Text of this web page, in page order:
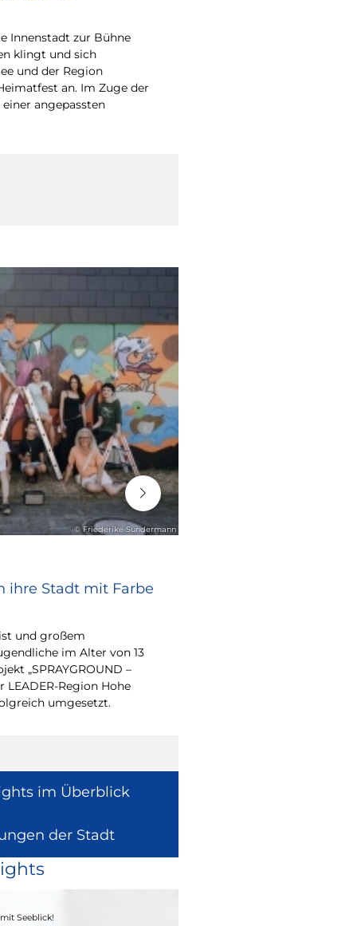
Innenstadt zur Bühne
klingt und sich
und der Region
an. Im Zuge der
angepassten
© Friederike Sundermann
ihre Stadt mit Farbe
und großem
im Alter von 13
„SPRAYGROUND –
Region Hohe
umgesetzt.
im Überblick
der Stadt
Seeblick!